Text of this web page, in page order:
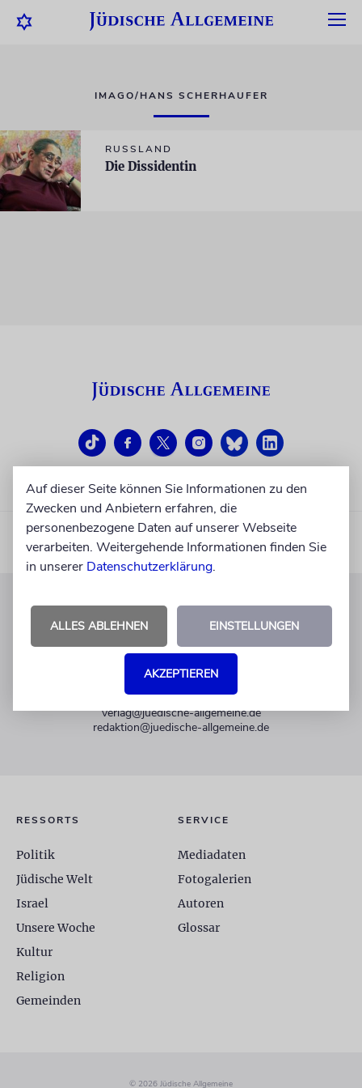
IMAGO/HANS SCHERHAUFER
RUSSLAND
Die Dissidentin
KUNDENSERVICE
+49 30 275833 0
Mo-Do 9-17 Uhr
verlag@juedische-allgemeine.de
redaktion@juedische-allgemeine.de
RESSORTS
Politik
Jüdische Welt
Israel
Unsere Woche
Kultur
Religion
Gemeinden
SERVICE
Mediadaten
Fotogalerien
Autoren
Glossar
© 2026 Jüdische Allgemeine
Auf dieser Seite können Sie Informationen zu den
Zwecken und Anbietern erfahren, die
personenbezogene Daten auf unserer Webseite
verarbeiten. Weitergehende Informationen finden Sie
in unserer Datenschutzerklärung.
ALLES ABLEHNEN EINSTELLUNGEN
AKZEPTIEREN